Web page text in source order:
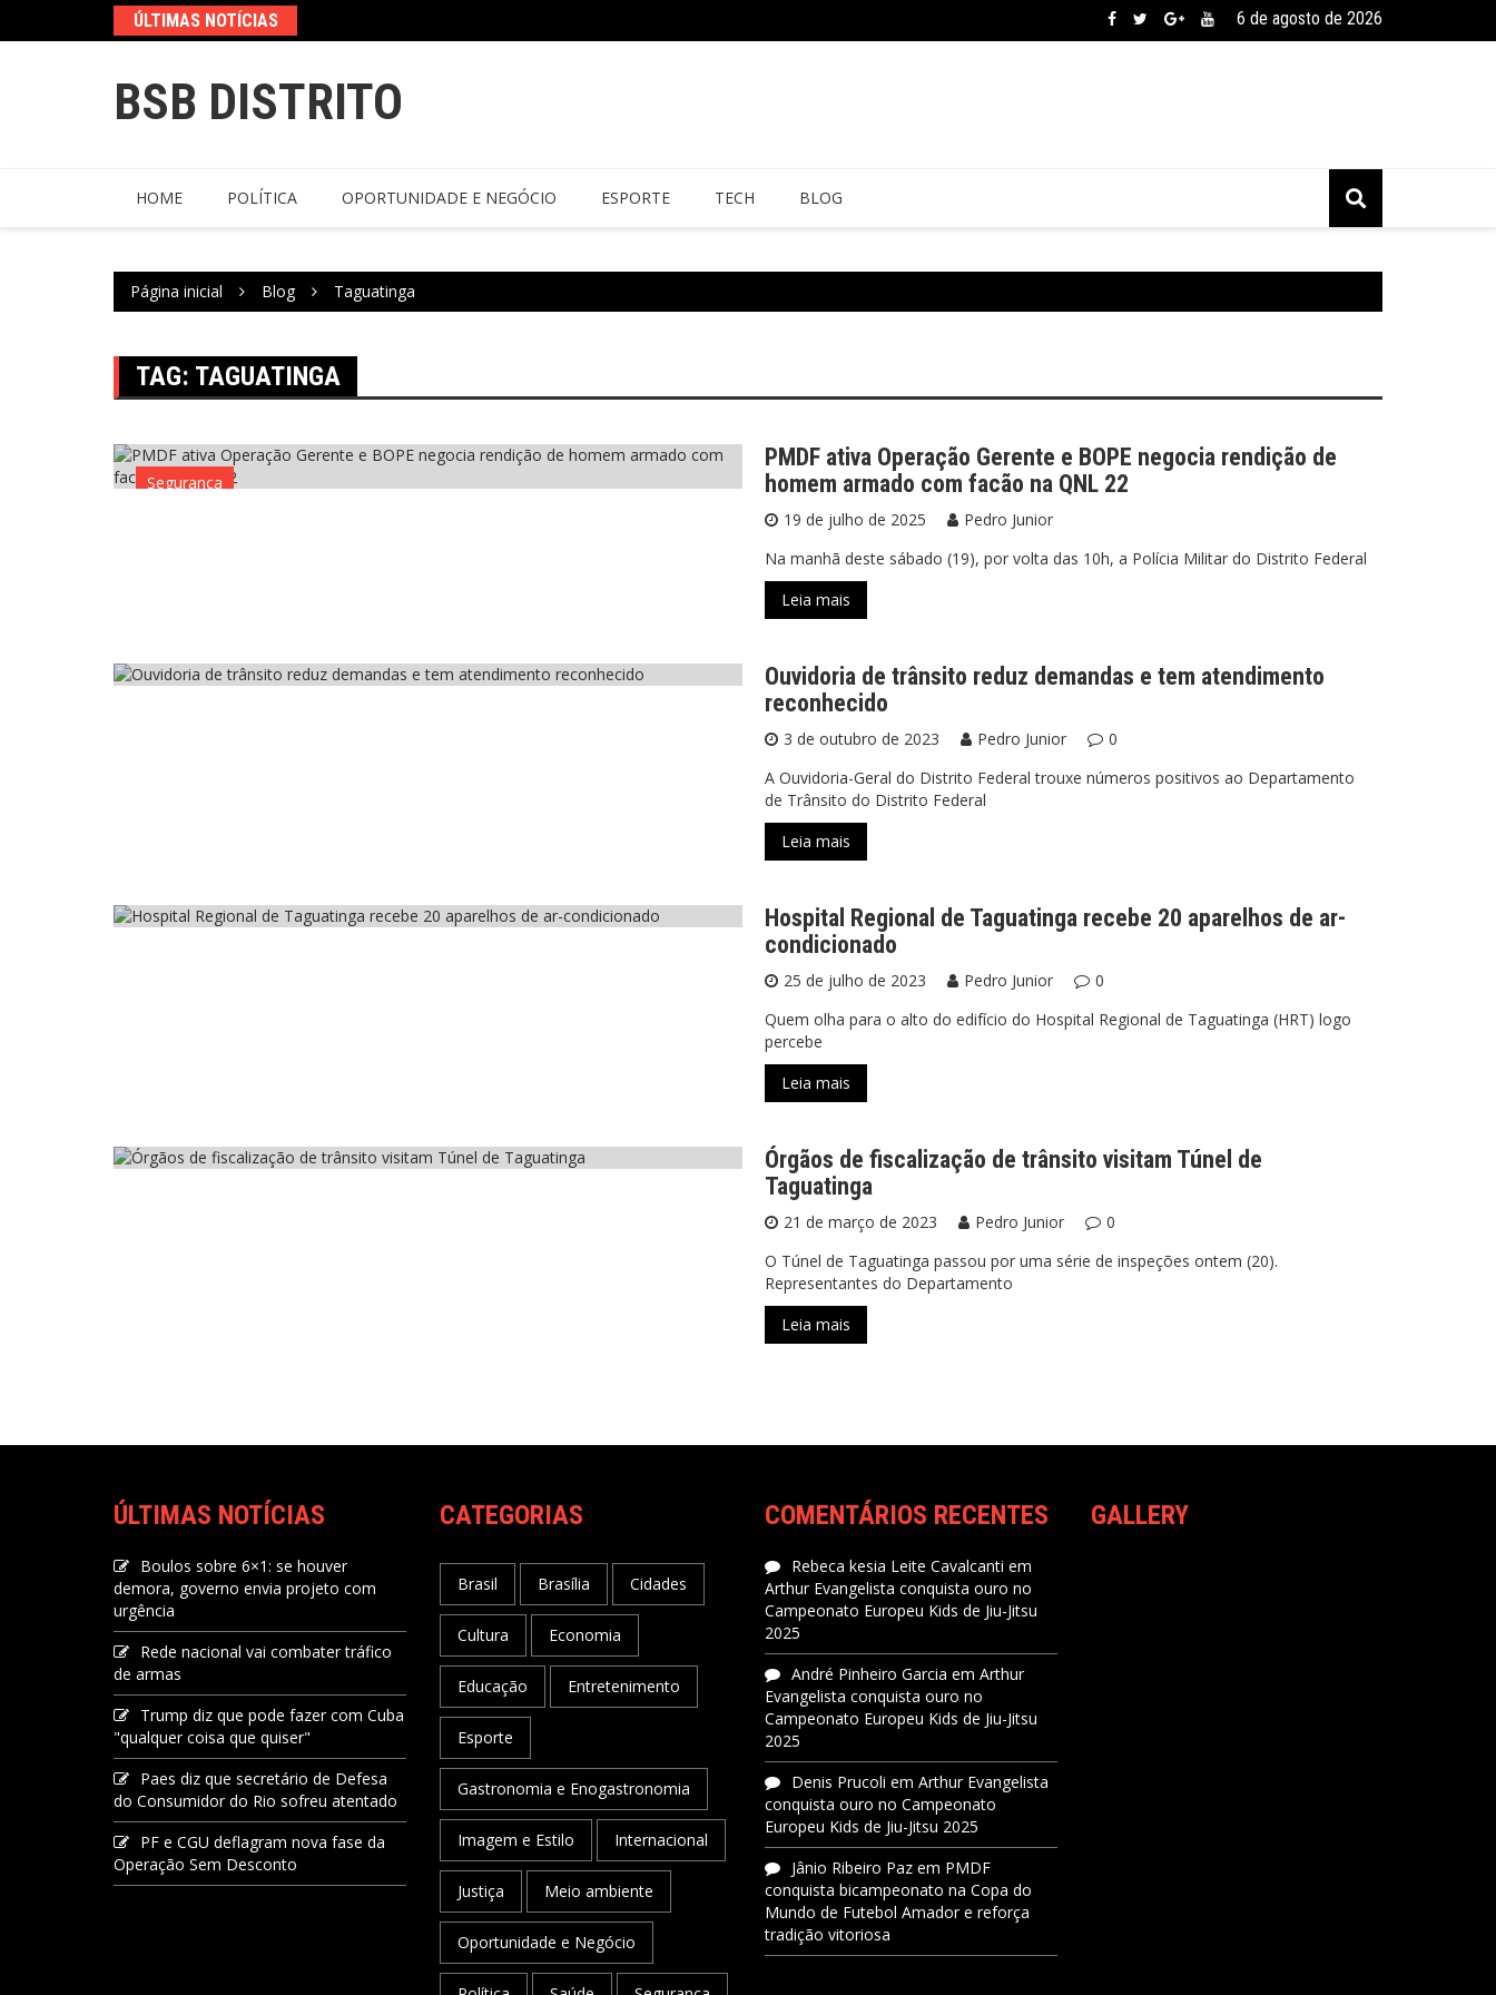
ÚLTIMAS NOTÍCIAS 6 de agosto de 2026
BSB DISTRITO
HOME POLÍTICA OPORTUNIDADE E NEGÓCIO ESPORTE TECH BLOG
Página inicial Blog Taguatinga
TAG: TAGUATINGA
Segurança
PMDF ativa Operação Gerente e BOPE negocia rendição de
homem armado com facão na QNL 22
19 de julho de 2025
Pedro Junior
Na manhã deste sábado (19), por volta das 10h, a Polícia Militar do Distrito Federal
Leia mais
Ouvidoria de trânsito reduz demandas e tem atendimento
reconhecido
3 de outubro de 2023 Pedro Junior
0
A Ouvidoria-Geral do Distrito Federal trouxe números positivos ao Departamento
de Trânsito do Distrito Federal
Leia mais
Hospital Regional de Taguatinga recebe 20 aparelhos de ar-
condicionado
25 de julho de 2023 Pedro Junior
0
Quem olha para o alto do edifício do Hospital Regional de Taguatinga (HRT) logo
percebe
Leia mais
Órgãos de fiscalização de trânsito visitam Túnel de
Taguatinga
21 de março de 2023 Pedro Junior
0
O Túnel de Taguatinga passou por uma série de inspeções ontem (20).
Representantes do Departamento
Leia mais
ÚLTIMAS NOTÍCIAS
Boulos sobre 6×1: se houver
demora, governo envia projeto com
urgência
Rede nacional vai combater tráfico
de armas
Trump diz que pode fazer com Cuba
"qualquer coisa que quiser"
Paes diz que secretário de Defesa
do Consumidor do Rio sofreu atentado
PF e CGU deflagram nova fase da
Operação Sem Desconto
CATEGORIAS
Brasil Brasília Cidades
Cultura Economia
Educação Entretenimento
Esporte
Gastronomia e Enogastronomia
Imagem e Estilo Internacional
Justiça Meio ambiente
Oportunidade e Negócio
COMENTÁRIOS RECENTES
Rebeca kesia Leite Cavalcanti em
Arthur Evangelista conquista ouro no
Campeonato Europeu Kids de Jiu-Jitsu
2025
André Pinheiro Garcia em Arthur
Evangelista conquista ouro no
Campeonato Europeu Kids de Jiu-Jitsu
2025
Denis Prucoli em Arthur Evangelista
conquista ouro no Campeonato
Europeu Kids de Jiu-Jitsu 2025
Jânio Ribeiro Paz em PMDF
conquista bicampeonato na Copa do
Mundo de Futebol Amador e reforça
tradição vitoriosa
GALLERY